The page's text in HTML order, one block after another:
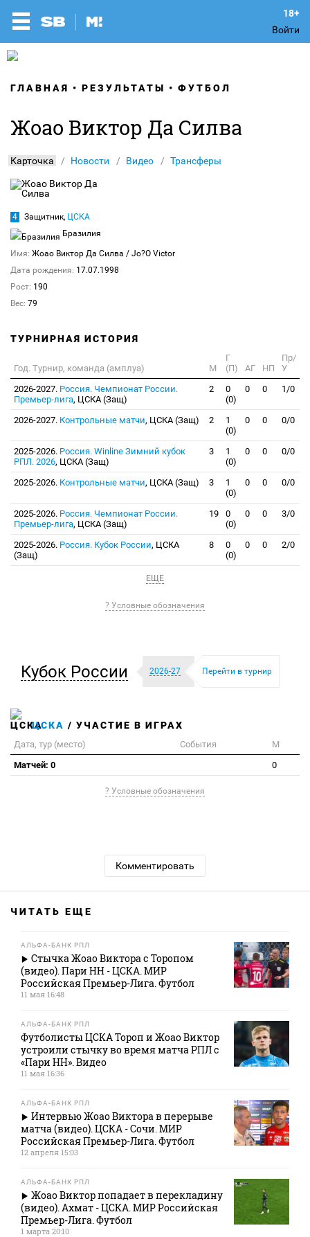
Войти
ГЛАВНАЯ РЕЗУЛЬТАТЫ ФУТБОЛ
Жоао Виктор Да Силва
Карточка Новости Видео Трансферы
4 Защитник, ЦСКА
Бразилия
Имя: Жоао Виктор Да Силва / Jo?O Victor
Дата рождения: 17.07.1998
Рост: 190
Вес: 79
ТУРНИРНАЯ ИСТОРИЯ
Год. Турнир, команда (амплуа) М
Г
(П)
АГ НП
Пр/
У
2026-2027. Россия. Чемпионат России.
Премьер-лига, ЦСКА (Защ)
2
0
(0)
0 0 1/0
2026-2027. Контрольные матчи, ЦСКА (Защ) 2
1
(0)
0 0 0/0
2025-2026. Россия. Winline Зимний кубок
РПЛ. 2026, ЦСКА (Защ)
3
1
(0)
0 0 0/0
2025-2026. Контрольные матчи, ЦСКА (Защ) 3
1
(0)
0 0 0/0
2025-2026. Россия. Чемпионат России.
Премьер-лига, ЦСКА (Защ)
19
0
(0)
0 0 3/0
2025-2026. Россия. Кубок России, ЦСКА
(Защ)
8
0
(0)
0 0 2/0
ЕЩЕ
? Условные обозначения
Кубок России 2026-27 Перейти в турнир
ЦСКА / УЧАСТИЕ В ИГРАХ
Дата, тур (место) События
М
Матчей: 0
0
? Условные обозначения
Комментировать
ЧИТАТЬ ЕЩЕ
АЛЬФА-БАНК РПЛ
Стычка Жоао Виктора с Торопом
(видео). Пари НН - ЦСКА. МИР
Российская Премьер-Лига. Футбол
11 мая 16:48
АЛЬФА-БАНК РПЛ
Футболисты ЦСКА Тороп и Жоао Виктор
устроили стычку во время матча РПЛ с
«Пари НН». Видео
11 мая 16:36
АЛЬФА-БАНК РПЛ
Интервью Жоао Виктора в перерыве
матча (видео). ЦСКА - Сочи. МИР
Российская Премьер-Лига. Футбол
12 апреля 15:03
АЛЬФА-БАНК РПЛ
Жоао Виктор попадает в перекладину
(видео). Ахмат - ЦСКА. МИР Российская
Премьер-Лига. Футбол
1 марта 20:10